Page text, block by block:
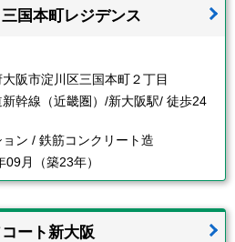
国本町レジデンス
大阪市淀川区三国本町２丁目
幹線（近畿圏）/新大阪駅/ 徒歩24
ョン / 鉄筋コンクリート造
09月（築23年）
ート新大阪